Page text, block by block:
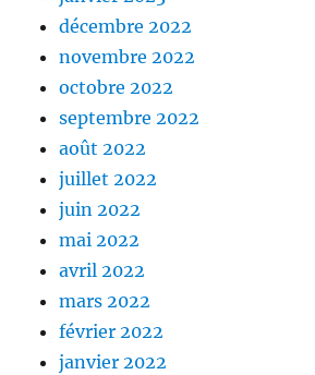
décembre 2022
novembre 2022
octobre 2022
septembre 2022
août 2022
juillet 2022
juin 2022
mai 2022
avril 2022
mars 2022
février 2022
janvier 2022